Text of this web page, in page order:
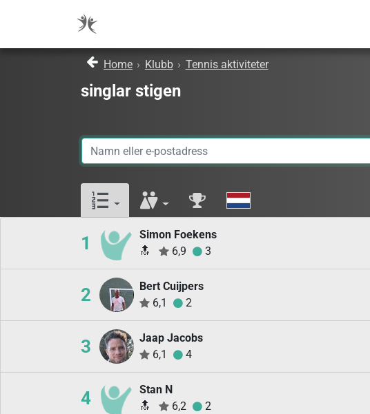
Home › Klubb › Tennis aktiviteter
singlar stigen
1
Simon Foekens
🔝
6,9 3
2
Bert Cuijpers
6,1
2
3
Jaap Jacobs
6,1
4
4
Stan N
🔝
6,2 2